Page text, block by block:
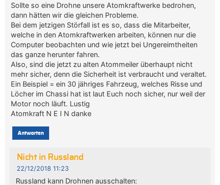
Sollte so eine Drohne unsere Atomkraftwerke bedrohen,
dann hätten wir die gleichen Probleme.
Bei dem jetzigen Störfall ist es so, dass die Mitarbeiter,
welche in den Atomkraftwerken arbeiten, können nur die
Computer beobachten und wie jetzt bei Ungereimtheiten
das ganze herunter fahren.
Also, sind die jetzt zu alten Atommeiler überhaupt nicht
mehr sicher, denn die Sicherheit ist verbraucht und veraltet.
Ein Beispiel = ein 30 jähriges Fahrzeug, welches Risse und
Löcher im Chassi hat ist laut Euch noch sicher, nur weil der
Motor noch läuft. Lustig
Atomkraft N E I N danke
Antworten
Nicht in Russland
22/12/2018 11:23
Russland kann Drohnen ausschalten: